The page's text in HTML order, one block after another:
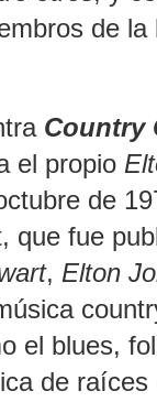
de
Country
el propio
de
que fue
, Elton
el blues,
de raíces